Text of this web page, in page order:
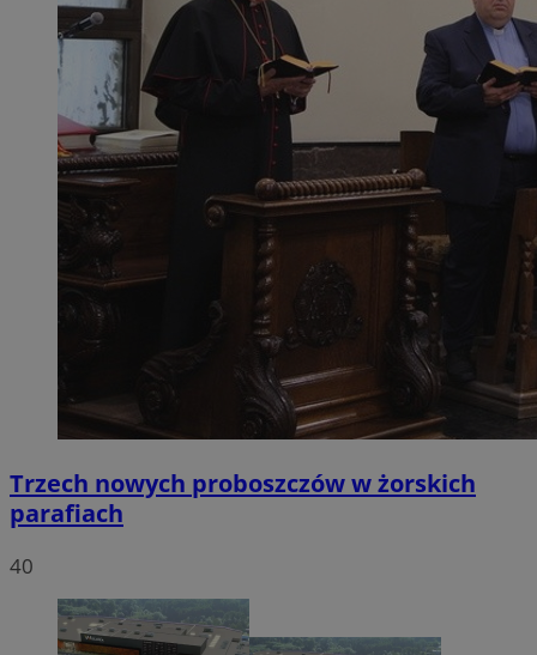
Trzech nowych proboszczów w żorskich
parafiach
40